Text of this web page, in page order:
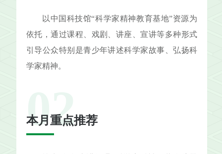
以中国科技馆“科学家精神教育基地”资源为
依托，通过课程、戏剧、讲座、宣讲等多种形式
引导公众特别是青少年讲述科学家故事、弘扬科
学家精神。
02
本月重点推荐